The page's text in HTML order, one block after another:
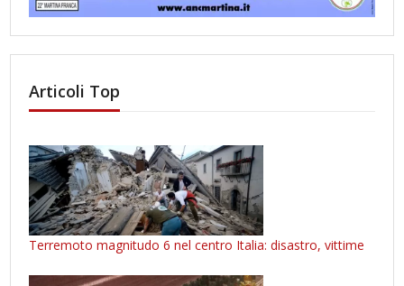
Articoli Top
Terremoto magnitudo 6 nel centro Italia: disastro, vittime